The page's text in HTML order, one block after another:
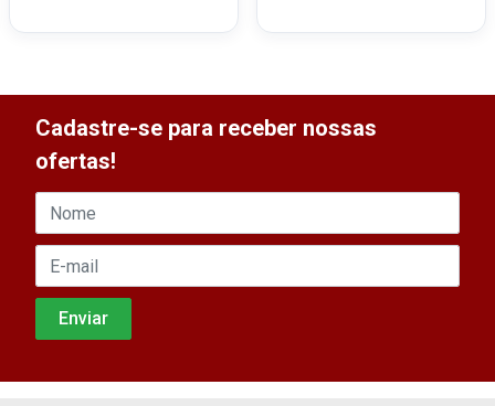
Cadastre-se para receber nossas
ofertas!